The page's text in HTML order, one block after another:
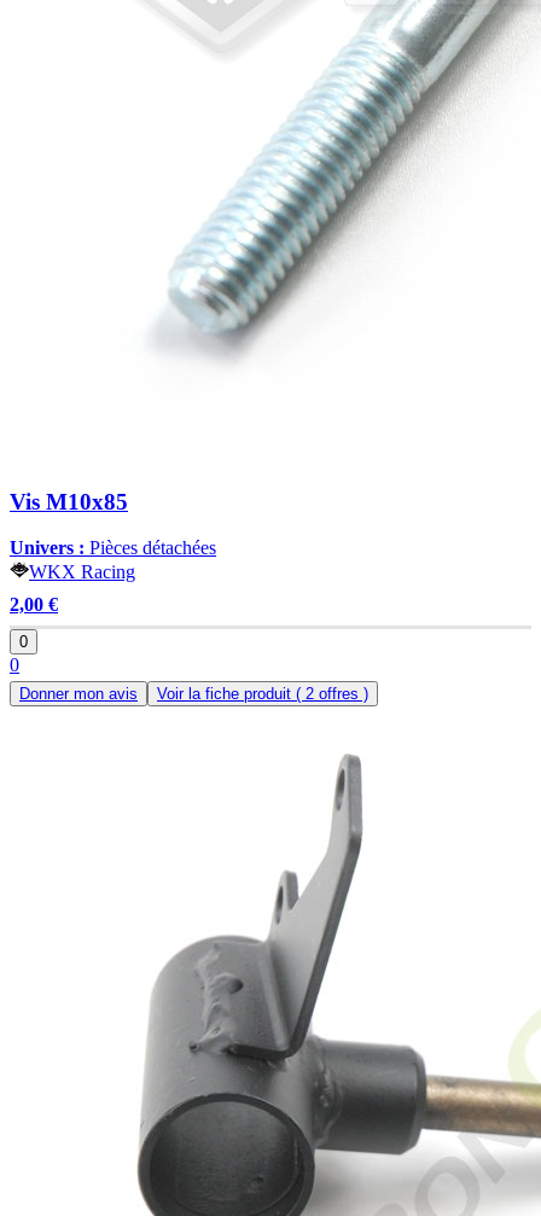
Vis M10x85
Univers : Pièces détachées
WKX Racing
2,00 €
0
0
Donner mon avis Voir la fiche produit ( 2 offres )